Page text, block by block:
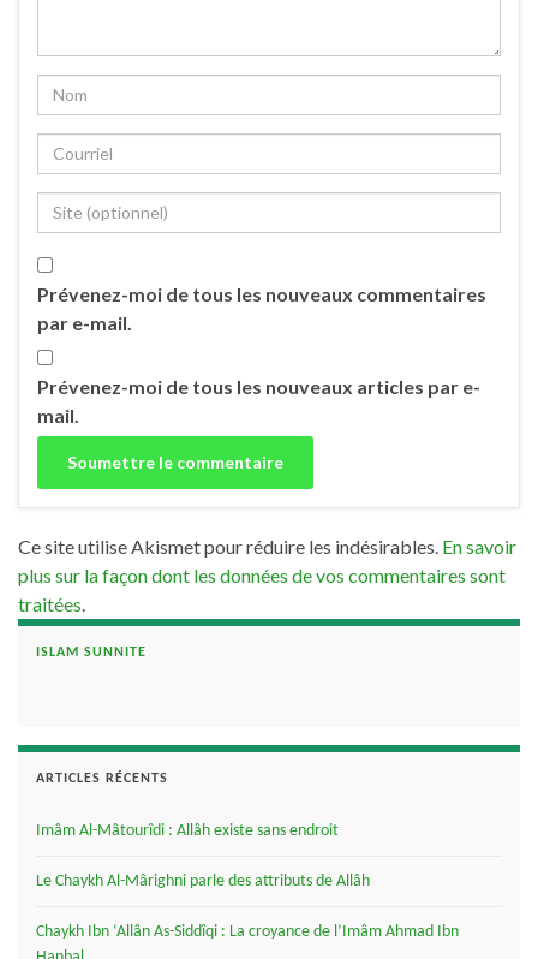
Prévenez-moi de tous les nouveaux commentaires
par e-mail.
Prévenez-moi de tous les nouveaux articles par e-
mail.
Ce site utilise Akismet pour réduire les indésirables. En savoir
plus sur la façon dont les données de vos commentaires sont
traitées
ISLAM SUNNITE
ARTICLES RÉCENTS
Imâm Al-Mâtourîdi : Allâh existe sans endroit
Le Chaykh Al-Mârighni parle des attributs de Allâh
Chaykh Ibn ‘Allân As-Siddîqi : La croyance de l’Imâm Ahmad Ibn